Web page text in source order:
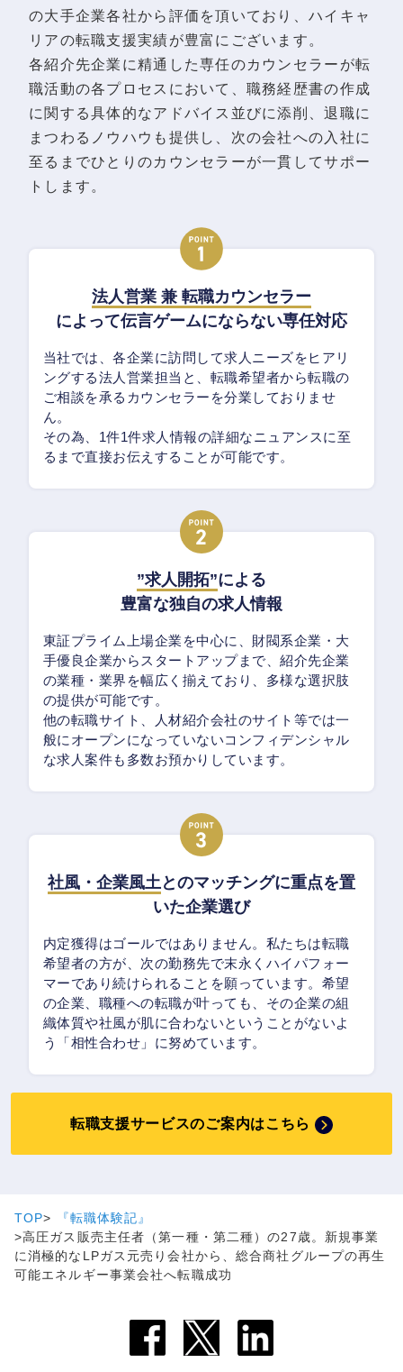
の大手企業各社から評価を頂いており、ハイキャ
リアの転職支援実績が豊富にございます。
各紹介先企業に精通した専任のカウンセラーが転
職活動の各プロセスにおいて、職務経歴書の作成
に関する具体的なアドバイス並びに添削、退職に
まつわるノウハウも提供し、次の会社への入社に
至るまでひとりのカウンセラーが一貫してサポー
トします。
法人営業 兼 転職カウンセラー
によって伝言ゲームにならない専任対応
当社では、各企業に訪問して求人ニーズをヒアリ
ングする法人営業担当と、転職希望者から転職の
ご相談を承るカウンセラーを分業しておりませ
ん。
その為、1件1件求人情報の詳細なニュアンスに至
るまで直接お伝えすることが可能です。
”求人開拓”による
豊富な独自の求人情報
東証プライム上場企業を中心に、財閥系企業・大
手優良企業からスタートアップまで、紹介先企業
の業種・業界を幅広く揃えており、多様な選択肢
の提供が可能です。
他の転職サイト、人材紹介会社のサイト等では一
般にオープンになっていないコンフィデンシャル
な求人案件も多数お預かりしています。
社風・企業風土とのマッチングに重点を置
いた企業選び
内定獲得はゴールではありません。私たちは転職
希望者の方が、次の勤務先で末永くハイパフォー
マーであり続けられることを願っています。希望
の企業、職種への転職が叶っても、その企業の組
織体質や社風が肌に合わないということがないよ
う「相性合わせ」に努めています。
転職支援サービスのご案内はこちら
TOP
『転職体験記』
高圧ガス販売主任者（第一種・第二種）の27歳。新規事業
に消極的なLPガス元売り会社から、総合商社グループの再生
可能エネルギー事業会社へ転職成功